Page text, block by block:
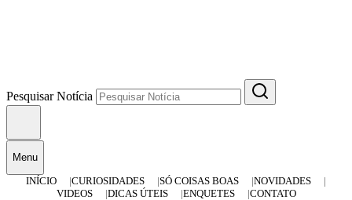
Pesquisar Notícia
Menu
INÍCIO
CURIOSIDADES SÓ COISAS BOAS
NOVIDADES
VIDEOS
DICAS ÚTEIS ENQUETES CONTATO